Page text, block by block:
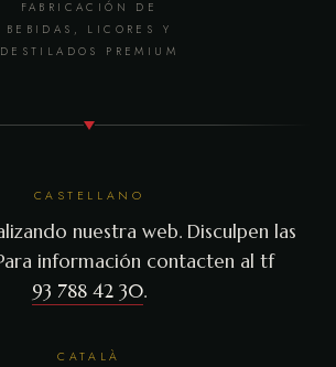
FABRICACIÓN DE
BEBIDAS, LICORES Y
DESTILADOS PREMIUM
CASTELLANO
nuestra web. Disculpen las
información contacten al tf
93 788 42 30.
CATALÀ